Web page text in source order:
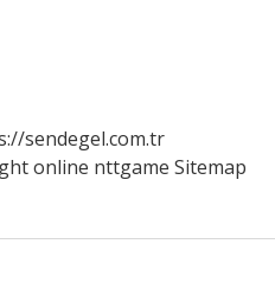
sendegel.com.tr
online nttgame Sitemap